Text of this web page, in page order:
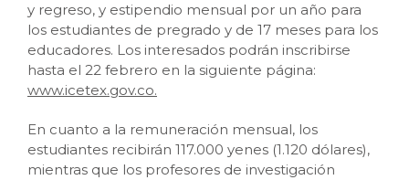
y regreso, y estipendio mensual por un año para
los estudiantes de pregrado y de 17 meses para los
educadores. Los interesados podrán inscribirse
hasta el 22 febrero en la siguiente página:
www.icetex.gov.co.
En cuanto a la remuneración mensual, los
estudiantes recibirán 117.000 yenes (1.120 dólares),
mientras que los profesores de investigación